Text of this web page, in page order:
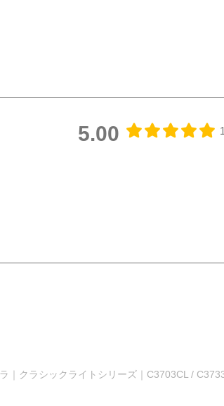
5.00
｜クラシックライトシリーズ｜C3703CL /